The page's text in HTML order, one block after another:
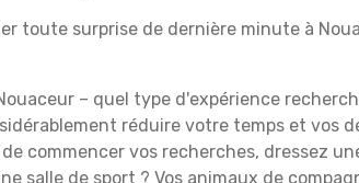
toute surprise de dernière minute à
– quel type d'expérience
réduire votre temps et vos
commencer vos recherches, dressez
salle de sport ? Vos animaux de